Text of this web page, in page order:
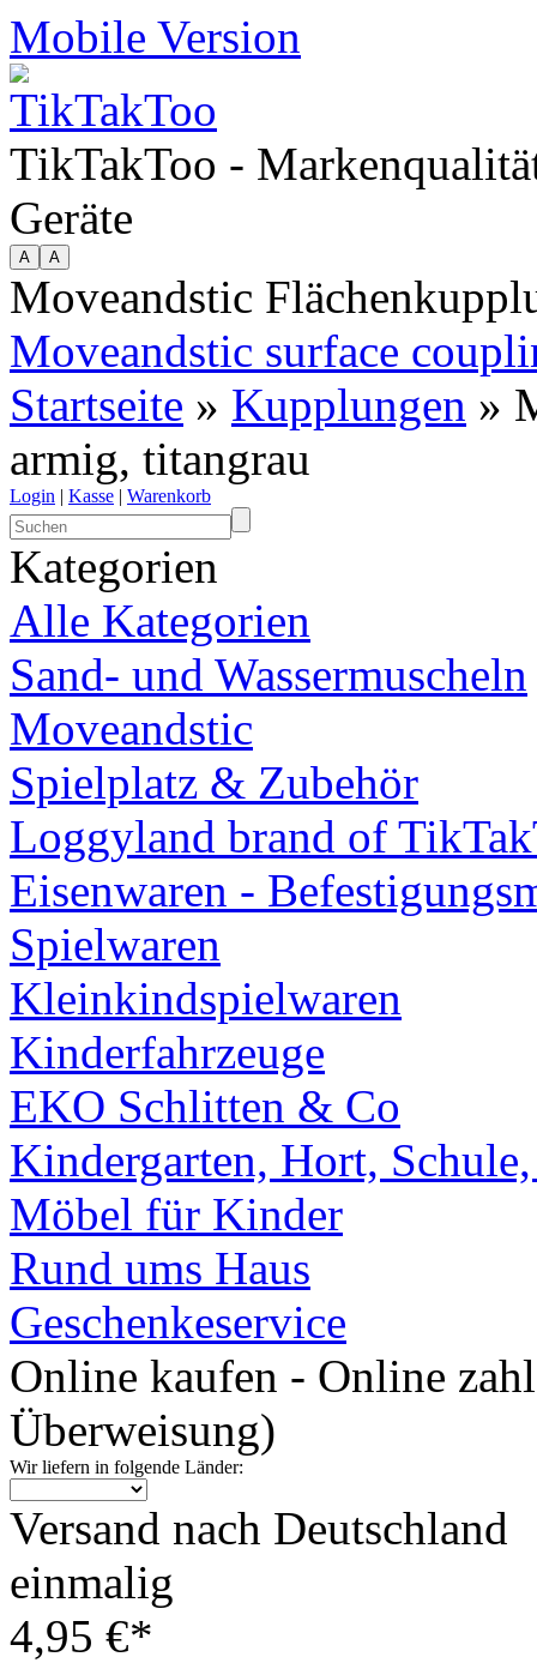
Mobile Version
TikTakToo -
Geräte
Moveandstic
Moveandstic surface
Startseite » Kupplungen »
armig, titangrau
Login | Kasse | Warenkorb
Kategorien
Alle Kategorien
Sand- und Wassermuscheln
Moveandstic
Spielplatz & Zubehör
Loggyland brand of
Eisenwaren -
Spielwaren
Kleinkindspielwaren
Kinderfahrzeuge
EKO Schlitten & Co
Kindergarten, Hort,
Möbel für Kinder
Rund ums Haus
Geschenkeservice
Online kaufen - Online
Überweisung)
Wir liefern in folgende Länder:
Versand nach Deutschland
einmalig
4,95 €*